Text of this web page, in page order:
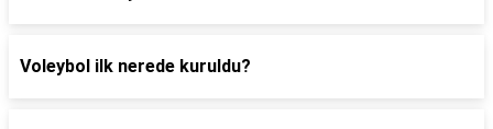
Voleybol ilk nerede kuruldu?